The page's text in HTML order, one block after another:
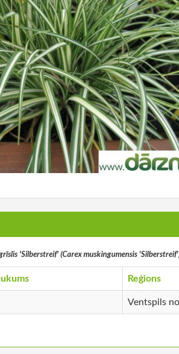
'Silberstreif' (Carex muskingumensis
Reģions
Ventspils